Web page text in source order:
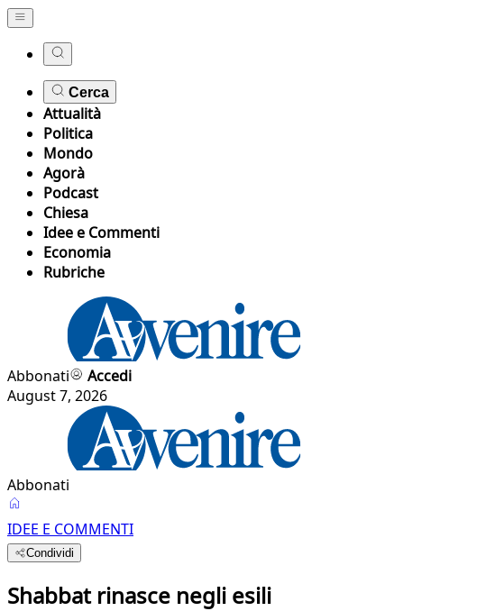
Cerca
Attualità
Politica
Mondo
Agorà
Podcast
Chiesa
Idee e Commenti
Economia
Rubriche
Abbonati
Accedi
August 7, 2026
Abbonati
IDEE E COMMENTI
Condividi
Shabbat rinasce negli esili